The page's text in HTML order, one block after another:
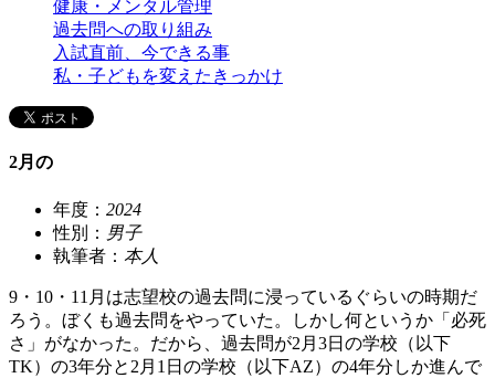
健康・メンタル管理
過去問への取り組み
入試直前、今できる事
私・子どもを変えたきっかけ
2月の
年度： 2024
性別： 男子
執筆者： 本人
9・10・11月は志望校の過去問に浸っているぐらいの時期だ
ろう。ぼくも過去問をやっていた。しかし何というか「必死
さ」がなかった。だから、過去問が2月3日の学校（以下
TK）の3年分と2月1日の学校（以下AZ）の4年分しか進んで